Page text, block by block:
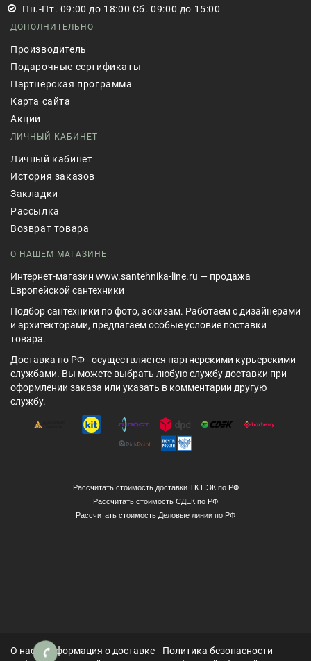
Пн.-Пт. 09:00 до 18:00 Сб. 09:00 до 15:00
ДОПОЛНИТЕЛЬНО
Производитель
Подарочные сертификаты
Партнёрская программа
Карта сайта
Акции
ЛИЧНЫЙ КАБИНЕТ
Личный кабинет
История заказов
Закладки
Рассылка
Возврат товара
О НАШЕМ МАГАЗИНЕ
Интернет-магазин www.santehnika-line.ru — продажа
Европейской сантехники
Подбор сантехники по фото, эскизам. Работаем с дизайнерами
и архитекторами, предлагаем особые условие поставки
товара.
Доставка по РФ - осуществляется партнерскими курьерскими
службами. Вы можете выбрать любую службу доставки при
оформлении заказа или указать в комментарии другую
службу.
Рассчитать стоимость доставки ТК ПЭК по РФ
Рассчитать стоимость СДЕК по РФ
Рассчитать стоимость Деловые линии по РФ
О нас Информация о доставке
Политика безопасности